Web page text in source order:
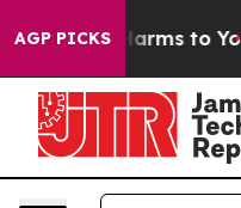
AGP PICKS
Abate Harms to Youth